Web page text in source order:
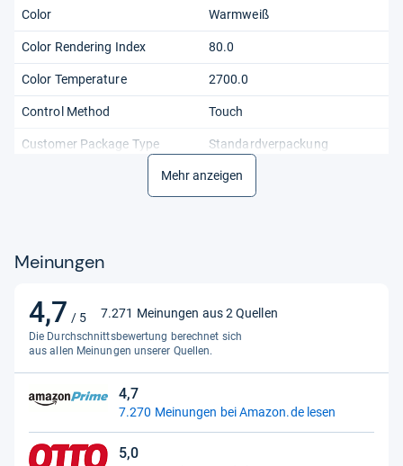
Color Warmweiß
Color Rendering Index 80.0
Color Temperature 2700.0
Control Method Touch
Customer Package Type Standardverpackung
F
Class
Wattage
Indoor Outdoor Usage Indoor
Is Fragile Yes
Item Package Quantity
Item Shape Reflektor (R)
Mehr anzeigen
Meinungen
4,7 / 5
4,7
von
5
Sternen
7.271 Meinungen aus 2 Quellen
Die Durchschnittsbewertung berechnet sich
aus allen Meinungen unserer Quellen.
4,7
4,7
von
Sternen
7.270 Meinungen bei Amazon.de lesen
5,0
5,0